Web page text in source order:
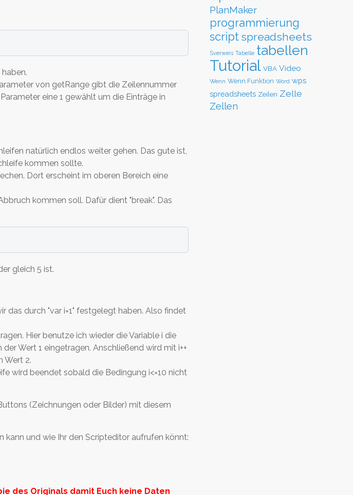
von getRange gibt die Zeilennummer
eine 1 gewählt um die Einträge in
natürlich endlos weiter gehen. Das gute ist,
kommen sollte.
Dort erscheint im oberen Bereich eine
kommen soll. Dafür dient "break". Das
gleich 5 ist.
das durch "var i=1" festgelegt haben. Also findet
Hier benutze ich wieder die Variable i die
Wert 1 eingetragen. Anschließend wird mit i++
Wert 2.
wird beendet sobald die Bedingung i<=10 nicht
(Zeichnungen oder Bilder) mit diesem
und wie Ihr den Scripteditor aufrufen könnt:
des Originals damit Euch keine Daten
PlanMaker
programmierung
script spreadsheets
Sverweis Tabelle tabellen
Tutorial VBA Video
Wenn Wenn Funktion Word wps
spreadsheets Zeilen Zelle
Zellen